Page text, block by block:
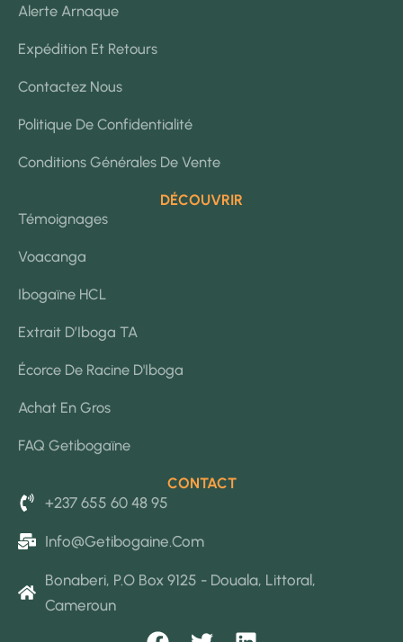
Alerte Arnaque
Expédition Et Retours
Contactez Nous
Politique De Confidentialité
Conditions Générales De Vente
DÉCOUVRIR
Témoignages
Voacanga
Ibogaïne HCL
Extrait D’Iboga TA
Écorce De Racine D'Iboga
Achat En Gros
FAQ Getibogaïne
CONTACT
+237 655 60 48 95
Info@getibogaine.com
Bonaberi, P.O Box 9125 - Douala, Littoral,
Cameroun